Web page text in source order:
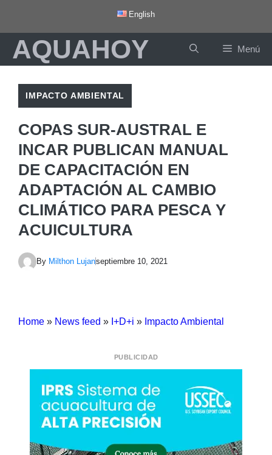
contenido
English
AQUAHOY Menú
IMPACTO AMBIENTAL
COPAS SUR-AUSTRAL E
INCAR PUBLICAN MANUAL
DE CAPACITACIÓN EN
ADAPTACIÓN AL CAMBIO
CLIMÁTICO PARA PESCA Y
ACUICULTURA
By Milthon Lujanseptiembre 10, 2021
Home » News feed » I+D+i » Impacto Ambiental
PUBLICIDAD